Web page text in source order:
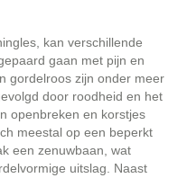
kan verschillende
gaan met pijn en
gordelroos zijn onder meer
door roodheid en het
openbreken en korstjes
meestal op een beperkt
een zenuwbaan, wat
uitslag. Naast